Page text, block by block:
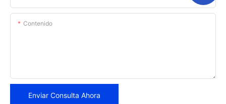
Contenido
Enviar Consulta Ahora